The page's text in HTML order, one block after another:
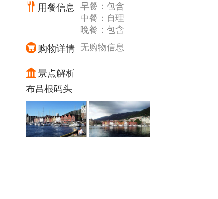
近的一处牧场而得名，瀑布高60米。瀑布后
面、悬崖底部有一条可供人穿过的小径，在那
里游览拍照是这里的一大亮点，有如进入水帘
洞一般！无数摄影师被它的美妙所倾倒！太阳
照耀在水帘上，幻化成一道美丽璀璨的虹，景
色十分壮观。
【雷克雅未克市区】观光（游览共计约1.5小
时）雷克雅未克在冰岛语中的意思为“冒烟的
城市”，是全世界最北的首都。
【雷克雅未克大教堂】（外观，游览约10分
钟）它是雷克雅未克市中心的地标建筑，这座
用餐信息
早餐：包含
中餐：自理
晚餐：包含
购物详情 无购物信息
景点解析
布吕根码头